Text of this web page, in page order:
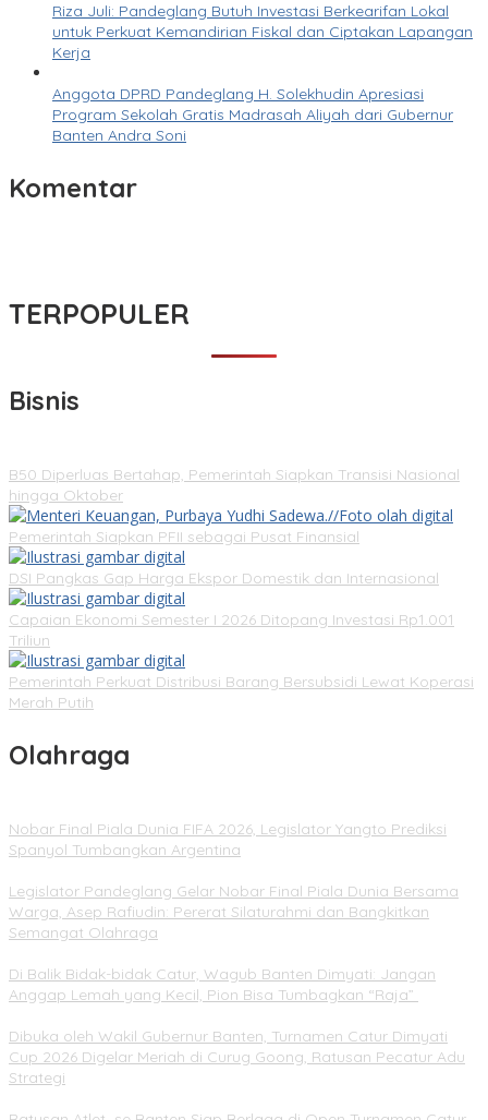
Riza Juli: Pandeglang Butuh Investasi Berkearifan Lokal
untuk Perkuat Kemandirian Fiskal dan Ciptakan Lapangan
Kerja
Anggota DPRD Pandeglang H. Solekhudin Apresiasi
Program Sekolah Gratis Madrasah Aliyah dari Gubernur
Banten Andra Soni
Komentar
TERPOPULER
Bisnis
B50 Diperluas Bertahap, Pemerintah Siapkan Transisi Nasional
hingga Oktober
Pemerintah Siapkan PFII sebagai Pusat Finansial
DSI Pangkas Gap Harga Ekspor Domestik dan Internasional
Capaian Ekonomi Semester I 2026 Ditopang Investasi Rp1.001
Triliun
Pemerintah Perkuat Distribusi Barang Bersubsidi Lewat Koperasi
Merah Putih
Olahraga
Nobar Final Piala Dunia FIFA 2026, Legislator Yangto Prediksi
Spanyol Tumbangkan Argentina
Legislator Pandeglang Gelar Nobar Final Piala Dunia Bersama
Warga, Asep Rafiudin: Pererat Silaturahmi dan Bangkitkan
Semangat Olahraga
Di Balik Bidak-bidak Catur, Wagub Banten Dimyati: Jangan
Anggap Lemah yang Kecil, Pion Bisa Tumbagkan “Raja”
Dibuka oleh Wakil Gubernur Banten, Turnamen Catur Dimyati
Cup 2026 Digelar Meriah di Curug Goong, Ratusan Pecatur Adu
Strategi